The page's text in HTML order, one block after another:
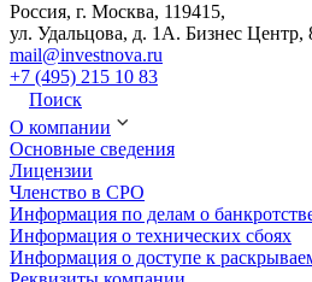
Россия, г. Москва, 119415,
ул. Удальцова, д. 1А. Бизнес Центр,
mail@investnova.ru
+7 (495) 215 10 83
Поиск
О компании
Основные сведения
Лицензии
Членство в СРО
Информация по делам о
Информация о технических сбоях
Информация о доступе к